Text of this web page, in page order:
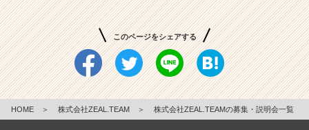
が
届
く
サ
このページをシェアする
HOME ＞ 株式会社ZEAL.TEAM ＞ 株式会社ZEAL.TEAMの募集・説明会一覧